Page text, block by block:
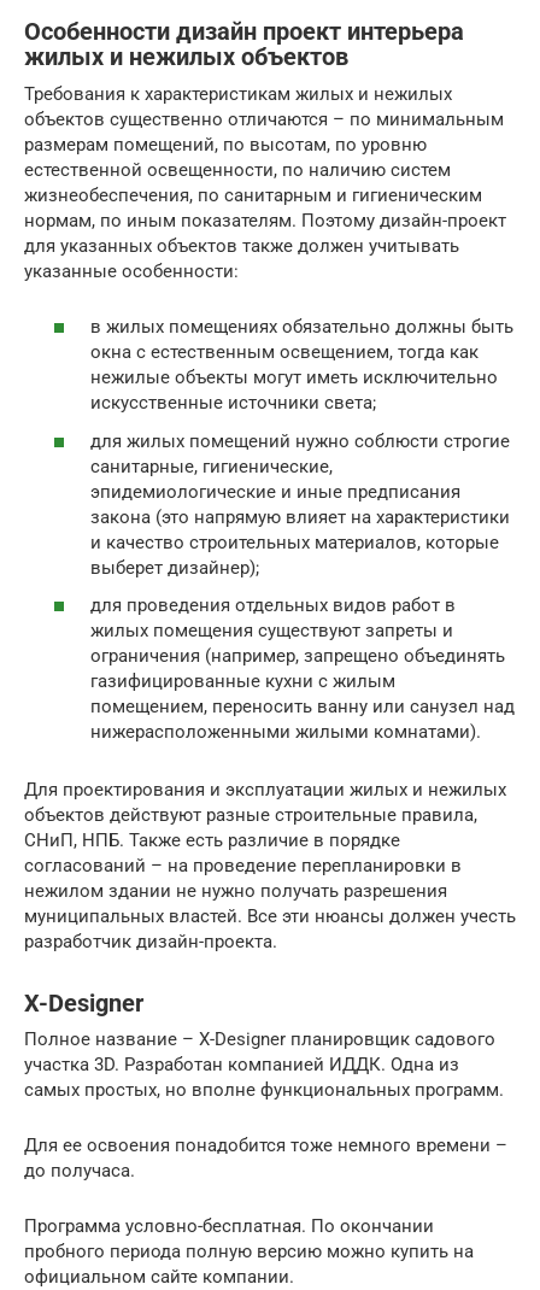
Особенности дизайн проект интерьера
жилых и нежилых объектов
Требования к характеристикам жилых и нежилых
объектов существенно отличаются – по минимальным
размерам помещений, по высотам, по уровню
естественной освещенности, по наличию систем
жизнеобеспечения, по санитарным и гигиеническим
нормам, по иным показателям. Поэтому дизайн-проект
для указанных объектов также должен учитывать
указанные особенности:
в жилых помещениях обязательно должны быть
окна с естественным освещением, тогда как
нежилые объекты могут иметь исключительно
искусственные источники света;
для жилых помещений нужно соблюсти строгие
санитарные, гигиенические,
эпидемиологические и иные предписания
закона (это напрямую влияет на характеристики
и качество строительных материалов, которые
выберет дизайнер);
для проведения отдельных видов работ в
жилых помещения существуют запреты и
ограничения (например, запрещено объединять
газифицированные кухни с жилым
помещением, переносить ванну или санузел над
нижерасположенными жилыми комнатами).
Для проектирования и эксплуатации жилых и нежилых
объектов действуют разные строительные правила,
СНиП, НПБ. Также есть различие в порядке
согласований – на проведение перепланировки в
нежилом здании не нужно получать разрешения
муниципальных властей. Все эти нюансы должен учесть
разработчик дизайн-проекта.
X-Designer
Полное название – X-Designer планировщик садового
участка 3D. Разработан компанией ИДДК. Одна из
самых простых, но вполне функциональных программ.
Для ее освоения понадобится тоже немного времени –
до получаса.
Программа условно-бесплатная. По окончании
пробного периода полную версию можно купить на
официальном сайте компании.